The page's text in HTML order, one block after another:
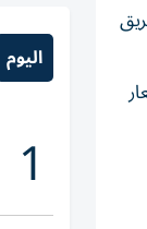
اليوم
1